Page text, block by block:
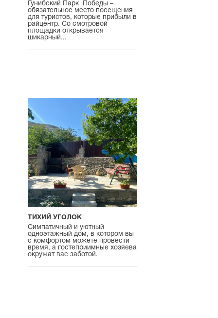
Гунибский Парк Победы –
обязательное место посещения
для туристов, которые прибыли в
райцентр. Со смотровой
площадки открывается
шикарный...
ТИХИЙ УГОЛОК
Симпатичный и уютный
одноэтажный дом, в котором вы
с комфортом можете провести
время, а гостеприимные хозяева
окружат вас заботой.